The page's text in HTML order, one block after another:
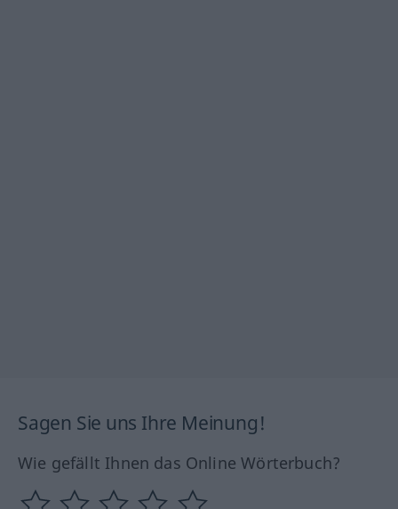
Sagen Sie uns Ihre Meinung!
Wie gefällt Ihnen das Online Wörterbuch?